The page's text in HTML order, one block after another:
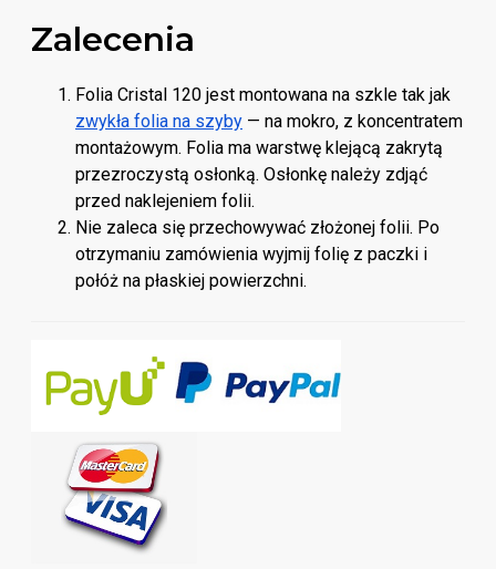
Zalecenia
Folia Cristal 120 jest montowana na szkle tak jak
zwykła folia na szyby — na mokro, z koncentratem
montażowym. Folia ma warstwę klejącą zakrytą
przezroczystą osłonką. Osłonkę należy zdjąć
przed naklejeniem folii.
Nie zaleca się przechowywać złożonej folii. Po
otrzymaniu zamówienia wyjmij folię z paczki i
połóż na płaskiej powierzchni.